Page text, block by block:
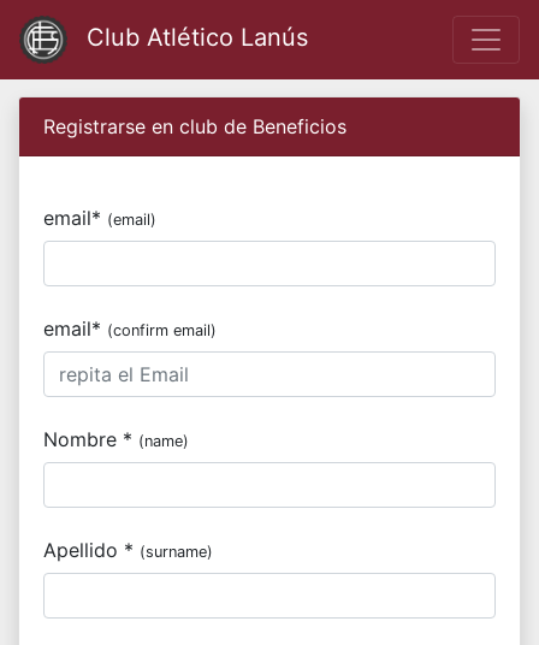
Club Atlético Lanús
Registrarse en club de Beneficios
email* (email)
email* (confirm email)
Nombre * (name)
Apellido * (surname)